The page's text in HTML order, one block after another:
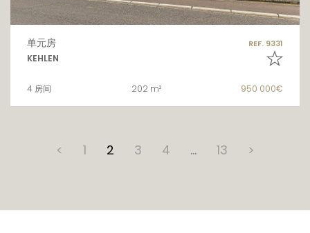
单元房 REF. 9331
KEHLEN
4 房间 202 m² 950 000€
< 1 2 3 4 … 13 >